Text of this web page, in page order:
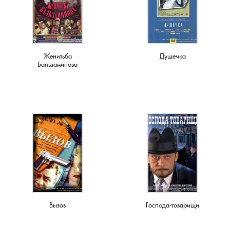
Женитьба
Бальзаминова
Душечка
Вызов Господа-товарищи
Новки, поселок
Новосёлка, деревня
Остров, деревня
Пенкино, деревня
Пигасово, деревня
Пирогово, деревня